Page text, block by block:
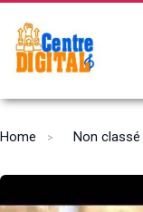
Home Non classé